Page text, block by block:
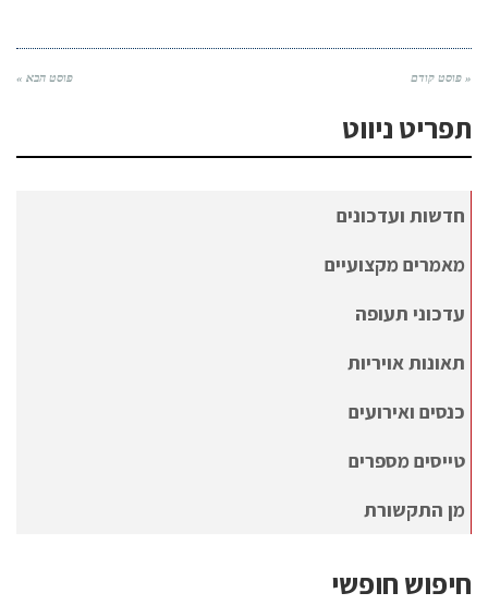
« פוסט קודם פוסט הבא »
תפריט ניווט
חדשות ועדכונים
מאמרים מקצועיים
עדכוני תעופה
תאונות אויריות
כנסים ואירועים
טייסים מספרים
מן התקשורת
חיפוש חופשי